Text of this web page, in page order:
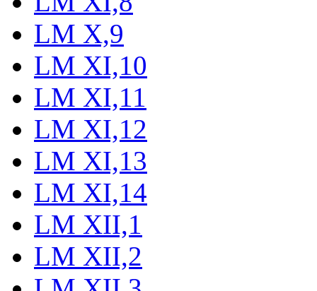
LM X,9
LM XI,10
LM XI,11
LM XI,12
LM XI,13
LM XI,14
LM XII,1
LM XII,2